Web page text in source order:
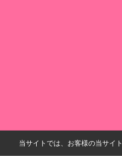
当サイトでは、お客様の当サイ